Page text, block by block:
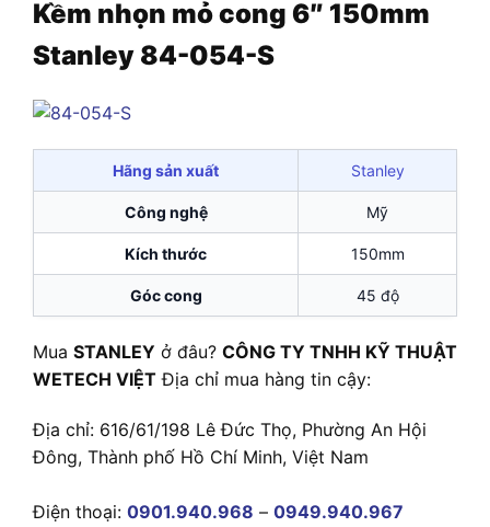
Kềm nhọn mỏ cong 6″ 150mm
Stanley 84-054-S
Hãng sản xuất Stanley
Công nghệ Mỹ
Kích thước 150mm
Góc cong 45 độ
Mua STANLEY ở đâu? CÔNG TY TNHH KỸ THUẬT
WETECH VIỆT Địa chỉ mua hàng tin cậy:
Địa chỉ: 616/61/198 Lê Đức Thọ, Phường An Hội
Đông, Thành phố Hồ Chí Minh, Việt Nam
Điện thoại: 0901.940.968 – 0949.940.967